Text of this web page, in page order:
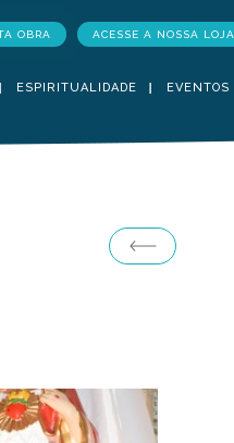
OBRA ACESSE A NOSSA LOJA
ESPIRITUALIDADE EVENTOS